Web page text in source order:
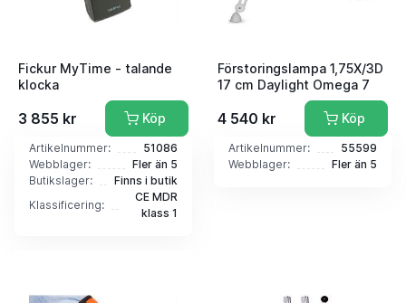
Fickur MyTime - talande
klocka
3 855 kr Köp
Artikelnummer:
51086
Webblager:
Fler än 5
Butikslager:
Finns i butik
Klassificering:
CE MDR
klass 1
Förstoringslampa 1,75X/3D
17 cm Daylight Omega 7
4 540 kr Köp
Artikelnummer:
55599
Webblager:
Fler än 5